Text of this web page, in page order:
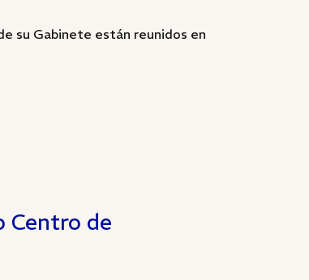
su Gabinete están reunidos en
Centro de